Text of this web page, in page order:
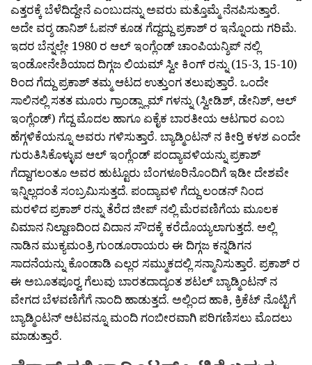
ಎತ್ತರಕ್ಕೆ ಬೆಳೆದಿದ್ದೇನೆ ಎಂಬುದನ್ನು ಅವರು ಮತ್ತೊಮ್ಮೆ ನೆನಪಿಸುತ್ತಾರೆ.
ಅದೇ ವರ‍್ಶ ಡಾನಿಶ್ ಓಪನ್ ಕೂಡ ಗೆದ್ದದ್ದು ಪ್ರಕಾಶ್ ರ ಇನ್ನೊಂದು ಗರಿಮೆ.
ಇದರ ಬೆನ್ನಲ್ಲೇ 1980 ರ ಆಲ್ ಇಂಗ್ಲೆಂಡ್ ಚಾಂಪಿಯನ್ಶಿಪ್ ನಲ್ಲಿ
ಇಂಡೋನೇಶಿಯಾದ ದಿಗ್ಗಜ ಲಿಯಮ್ ಸ್ವೀ ಕಿಂಗ್ ರನ್ನು (15-3, 15-10)
ರಿಂದ ಗೆದ್ದು ಪ್ರಕಾಶ್ ತಮ್ಮ ಆಟದ ಉತ್ತುಂಗ ತಲುಪುತ್ತಾರೆ. ಒಂದೇ
ಸಾಲಿನಲ್ಲಿ ಸತತ ಮೂರು ಗ್ರಾಂಡ್ಸ್ಲಾಮ್ ಗಳನ್ನು (ಸ್ವೀಡಿಶ್, ಡೇನಿಶ್, ಆಲ್
ಇಂಗ್ಲೆಂಡ್) ಗೆದ್ದ ಮೊದಲ ಹಾಗೂ ಏಕೈಕ ಬಾರತೀಯ ಆಟಗಾರ ಎಂಬ
ಹೆಗ್ಗಳಿಕೆಯನ್ನೂ ಅವರು ಗಳಿಸುತ್ತಾರೆ. ಬ್ಯಾಡ್ಮಿಂಟನ್ ನ ಕೀರ‍್ತಿ ಕಳಶ ಎಂದೇ
ಗುರುತಿಸಿಕೊಳ್ಳುವ ಆಲ್ ಇಂಗ್ಲೆಂಡ್ ಪಂದ್ಯಾವಳಿಯನ್ನು ಪ್ರಕಾಶ್
ಗೆದ್ದಾಗಲಂತೂ ಅವರ ಹುಟ್ಟೂರು ಬೆಂಗಳೂರಿನೊಂದಿಗೆ ಇಡೀ ದೇಶವೇ
ಇನ್ನಿಲ್ಲದಂತೆ ಸಂಬ್ರಮಿಸುತ್ತದೆ. ಪಂದ್ಯಾವಳಿ ಗೆದ್ದು ಲಂಡನ್ ನಿಂದ
ಮರಳಿದ ಪ್ರಕಾಶ್ ರನ್ನು ತೆರೆದ ಜೀಪ್ ನಲ್ಲಿ ಮೆರವಣಿಗೆಯ ಮೂಲಕ
ವಿಮಾನ ನಿಲ್ದಾಣದಿಂದ ವಿದಾನ ಸೌದಕ್ಕೆ ಕರೆದೊಯ್ಯಲಾಗುತ್ತದೆ. ಅಲ್ಲಿ
ನಾಡಿನ ಮುಕ್ಯಮಂತ್ರಿ ಗುಂಡೂರಾಯರು ಈ ದಿಗ್ಗಜ ಕನ್ನಡಿಗನ
ಸಾದನೆಯನ್ನು ಕೊಂಡಾಡಿ ಎಲ್ಲರ ಸಮ್ಮುಕದಲ್ಲಿ ಸನ್ಮಾನಿಸುತ್ತಾರೆ. ಪ್ರಕಾಶ್ ರ
ಈ ಅಬೂತಪೂರ‍್ವ ಗೆಲುವು ಬಾರತದಾದ್ಯಂತ ಶಟಲ್ ಬ್ಯಾಡ್ಮಿಂಟನ್ ನ
ವೇಗದ ಬೆಳವಣಿಗೆಗೆ ನಾಂದಿ ಹಾಡುತ್ತದೆ. ಅಲ್ಲಿಂದ ಹಾಕಿ, ಕ್ರಿಕೆಟ್ ನೊಟ್ಟಿಗೆ
ಬ್ಯಾಡ್ಮಿಂಟನ್ ಆಟವನ್ನೂ ಮಂದಿ ಗಂಬೀರವಾಗಿ ಪರಿಗಣಿಸಲು ಮೊದಲು
ಮಾಡುತ್ತಾರೆ.